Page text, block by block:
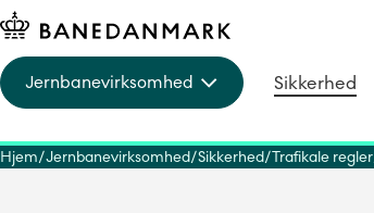
Jernbanevirksomhed Sikkerhed
Hjem Jernbanevirksomhed Sikkerhed Trafikale regler